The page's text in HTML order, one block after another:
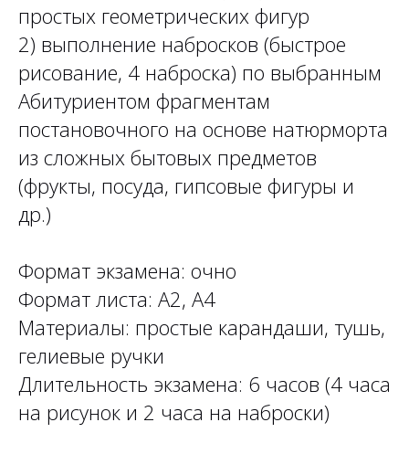
простых геометрических фигур
2) выполнение набросков (быстрое
рисование, 4 наброска) по выбранным
Абитуриентом фрагментам
постановочного на основе натюрморта
из сложных бытовых предметов
(фрукты, посуда, гипсовые фигуры и
др.)
Формат экзамена: очно
Формат листа: А2, А4
Материалы: простые карандаши, тушь,
гелиевые ручки
Длительность экзамена: 6 часов (4 часа
на рисунок и 2 часа на наброски)